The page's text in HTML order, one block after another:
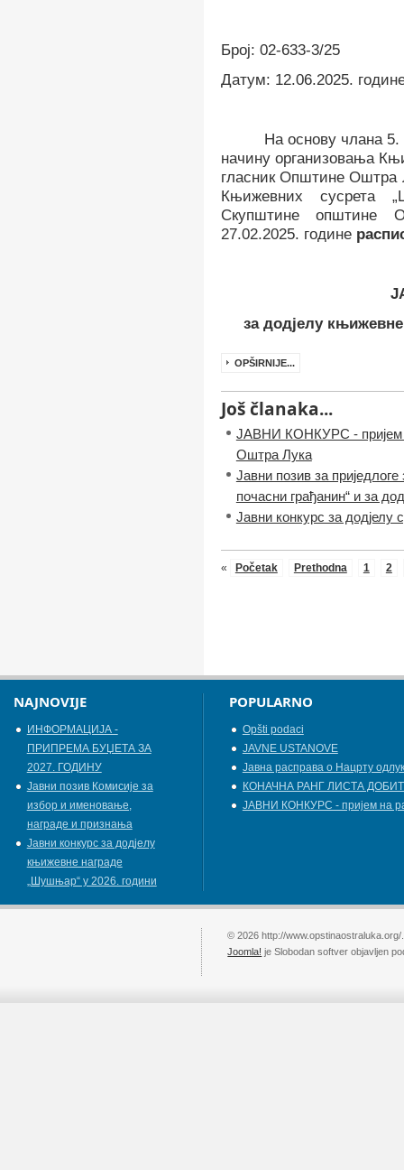
Број: 02-633-3/25
Датум: 12.06.2025. год
На основу члана 5.
начину организовања
гласник Општине Оштра
Књижевних сусрета
Скупштине општине
27.02.2025. године
за додјелу књижевнe
OPŠIRNIJE...
Još članaka...
ЈАВНИ КОНКУРС - пријем
Оштра Лука
Јавни позив за
почасни грађанин“ и за
Јавни конкурс за додјелу
« Početak Prethodna 1 2
NAJNOVIJE
ИНФОРМАЦИЈА -
ПРИПРЕМА БУЏЕТА ЗА
2027. ГОДИНУ
Jавни позив Комисије за
избор и именовање,
награде и признања
Јавни конкурс за додјелу
књижевнe наградe
„Шушњар“ у 2026. години
POPULARNO
Opšti podaci
JAVNE USTANOVE
Јавна расправа о Нацрту
КОНАЧНА РАНГ ЛИСТА
ЈАВНИ КОНКУРС - пријем на
© 2026 http://
Joomla! je Slobodan softver objavljen